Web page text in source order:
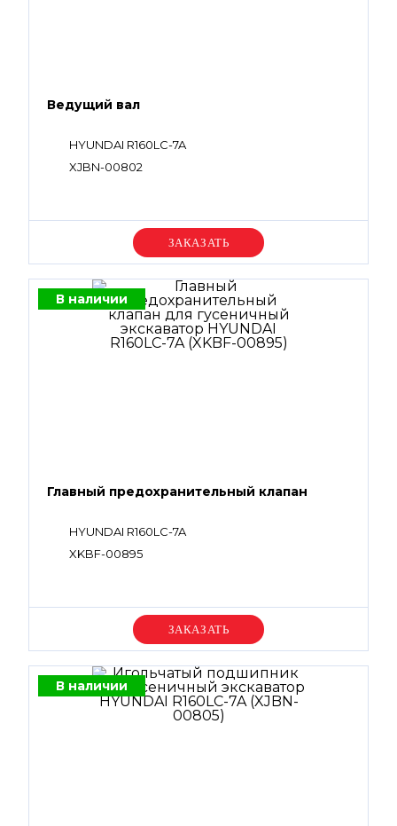
Ведущий вал
HYUNDAI R160LC-7A
XJBN-00802
Уточняйте цену
В наличии
Главный предохранительный клапан
HYUNDAI R160LC-7A
XKBF-00895
Уточняйте цену
В наличии